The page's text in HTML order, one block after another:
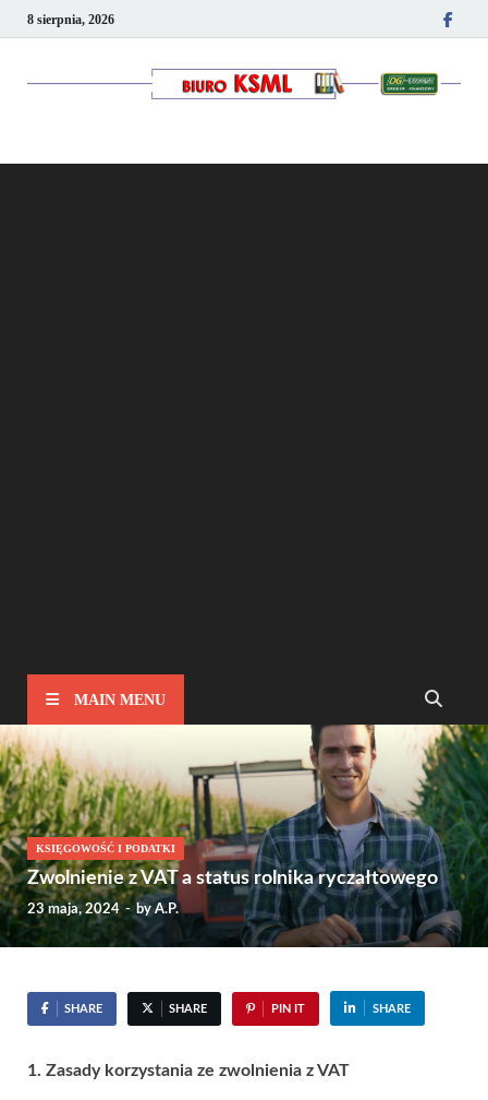
8 sierpnia, 2026
MAIN MENU
KSIĘGOWOŚĆ I PODATKI
Zwolnienie z VAT a status rolnika ryczałtowego
23 maja, 2024- by A.P.
SHARE SHARE PIN IT SHARE
1. Zasady korzystania ze zwolnienia z VAT